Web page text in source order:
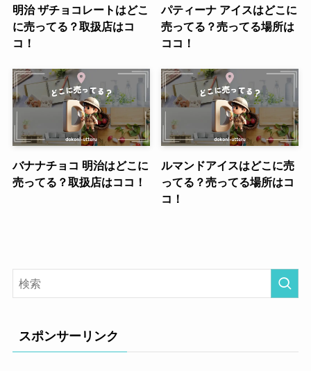
明治 ザチョコレートはどこ
に売ってる？取扱店はコ
コ！
パティーナ アイスはどこに
売ってる？売ってる場所は
ココ！
バナナチョコ 明治はどこに
売ってる？取扱店はココ！
ルマンドアイスはどこに売
ってる？売ってる場所はコ
コ！
スポンサーリンク